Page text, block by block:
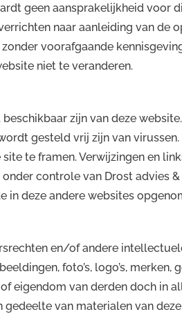
geen aansprakelijkheid voor
naar aanleiding van de
voorafgaande
niet te veranderen.
zijn van deze
gesteld vrij zijn van
te framen. Verwijzingen en
controle van Drost advies
in deze andere websites
en/of andere
foto’s, logo’s, merken,
eigendom van derden doch in
van materialen van